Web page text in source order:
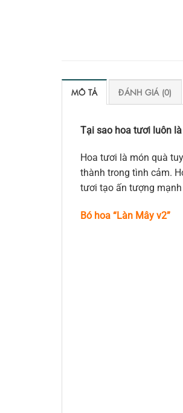
MÔ TẢ ĐÁNH GIÁ (0)
Tại sao hoa tươi luôn
Hoa tươi là món quà
thành trong tình cảm.
tươi tạo ấn tượng
Bó hoa “Làn Mây v2”